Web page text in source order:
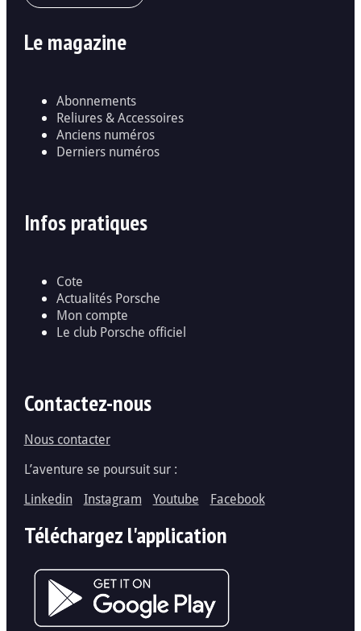
Le magazine
Abonnements
Reliures & Accessoires
Anciens numéros
Derniers numéros
Infos pratiques
Cote
Actualités Porsche
Mon compte
Le club Porsche officiel
Contactez-nous
Nous contacter
L’aventure se poursuit sur :
Linkedin
Instagram Youtube Facebook
Téléchargez l'application